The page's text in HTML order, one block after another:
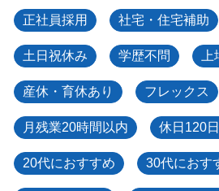
正社員採用 社宅・住宅補助
土日祝休み 学歴不問
産休・育休あり フレックス
月残業20時間以内 休日120
20代におすすめ 30代におす